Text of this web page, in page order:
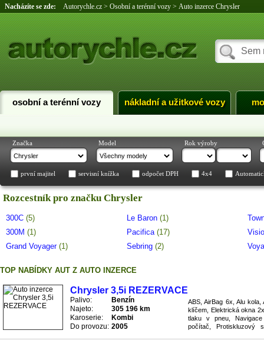
Nacházíte se zde: Autorychle.cz > Osobní a terénní vozy > Auto inzerce Chrysler
osobní a terénní vozy nákladní a užitkové vozy
Značka Model Rok výroby
první majitel servisní knížka odpočet DPH 4x4
Rozcestník pro značku Chrysler
300C (5)
300M (1)
Grand Voyager (1)
Le Baron (1)
Pacifica (17)
Sebring (2)
TOP NABÍDKY AUT Z AUTO INZERCE
Chrysler 3,5i REZERVACE
Palivo:
Benzín
Najeto:
305 196 km
Karoserie:
Kombi
Do provozu: 2005
ABS, AirBag 6x, Alu
klíčem, Elektrická okna
tlaku v pneu,
počítač, Protiskluzový